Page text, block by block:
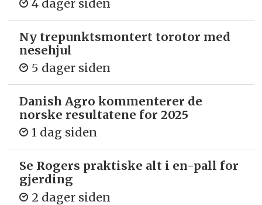
4 dager siden
Ny trepunkts­montert torotor med
nesehjul
5 dager siden
Danish Agro kommenterer de
norske resultatene for 2025
1 dag siden
Se Rogers praktiske alt i en-pall for
gjerding
2 dager siden